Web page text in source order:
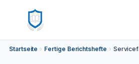
Startseite › Fertige Berichtshefte ›